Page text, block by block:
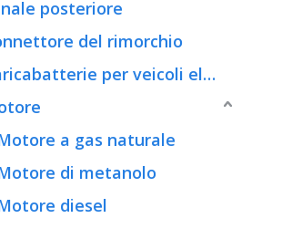
posteriore
del rimorchio
Caricabatterie per veicoli elettrici
a gas naturale
di metanolo
diesel